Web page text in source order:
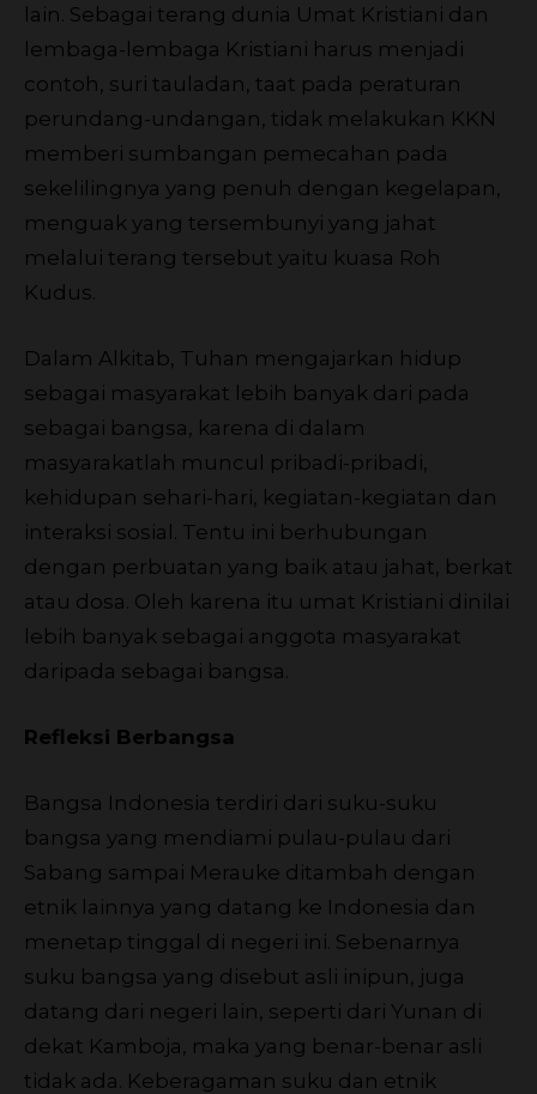
lain. Sebagai terang dunia Umat Kristiani dan
lembaga-lembaga Kristiani harus menjadi
contoh, suri tauladan, taat pada peraturan
perundang-undangan, tidak melakukan KKN
memberi sumbangan pemecahan pada
sekelilingnya yang penuh dengan kegelapan,
menguak yang tersembunyi yang jahat
melalui terang tersebut yaitu kuasa Roh
Kudus.
Dalam Alkitab, Tuhan mengajarkan hidup
sebagai masyarakat lebih banyak dari pada
sebagai bangsa, karena di dalam
masyarakatlah muncul pribadi-pribadi,
kehidupan sehari-hari, kegiatan-kegiatan dan
interaksi sosial. Tentu ini berhubungan
dengan perbuatan yang baik atau jahat, berkat
atau dosa. Oleh karena itu umat Kristiani dinilai
lebih banyak sebagai anggota masyarakat
daripada sebagai bangsa.
Refleksi Berbangsa
Bangsa Indonesia terdiri dari suku-suku
bangsa yang mendiami pulau-pulau dari
Sabang sampai Merauke ditambah dengan
etnik lainnya yang datang ke Indonesia dan
menetap tinggal di negeri ini. Sebenarnya
suku bangsa yang disebut asli inipun, juga
datang dari negeri lain, seperti dari Yunan di
dekat Kamboja, maka yang benar-benar asli
tidak ada. Keberagaman suku dan etnik